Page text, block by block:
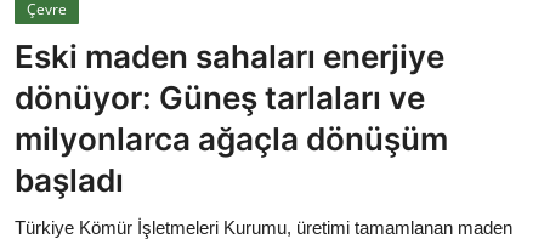
Cumhurbaşkanlığı
Bakanlıklar
Siyasi Partiler
Mülki İdare
Çevre
Eski maden sahaları enerjiye
dönüyor: Güneş tarlaları ve
milyonlarca ağaçla dönüşüm
başladı
Türkiye Kömür İşletmeleri Kurumu, üretimi tamamlanan maden